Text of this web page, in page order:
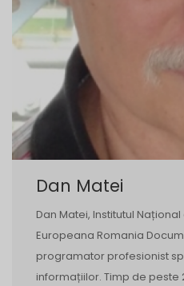
Dan Matei
Dan Matei, Institutul
Europeana Romania
programator profesionist
informațiilor. Timp de peste